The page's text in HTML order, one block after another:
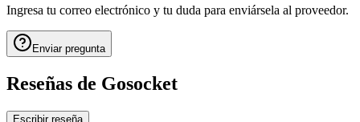
Ingresa tu correo electrónico y tu duda para enviársela al proveedor.
Enviar pregunta
Reseñas de Gosocket
Escribir reseña